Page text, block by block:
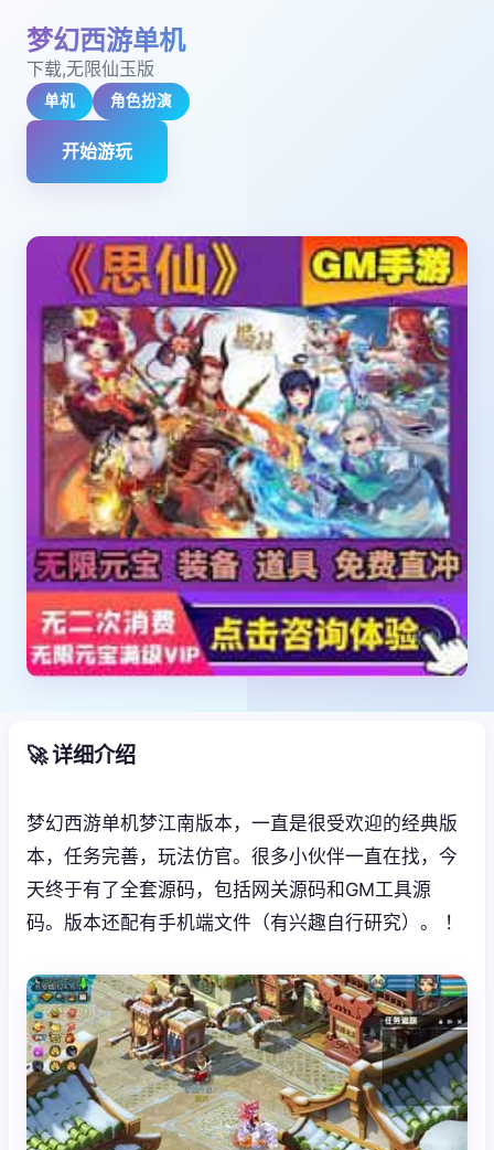
梦幻西游单机
下载,无限仙玉版
单机 角色扮演
开始游玩
🚀 详细介绍
梦幻西游单机梦江南版本，一直是很受欢迎的经典版
本，任务完善，玩法仿官。很多小伙伴一直在找，今
天终于有了全套源码，包括网关源码和GM工具源
码。版本还配有手机端文件（有兴趣自行研究）。 ！